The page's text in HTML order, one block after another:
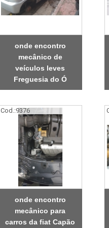
onde encontro
mecânico de
veículos leves
Freguesia do Ó
Cod.:9376
onde encontro
mecânico para
carros da fiat Capão